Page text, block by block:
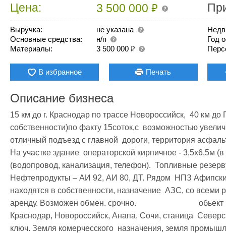
Цена: 3 500 000₽
Выручка:
не указана
Основные средства:
н/п
Материалы:
3 500 000₽
Год
В избранное Печать
Описание бизнеса
15 км до г. Краснодар по трассе Новороссийск,  40 км до
собственности)по факту 15соток,с  возможностью
отличный подъезд с главной  дороги, территория
На участке здание  операторской кирпичное - 3,5х6,5м
(водопровод, канализация, телефон).  Топливные
Нефтепродукты – АИ 92, АИ 80, ДТ. Рядом  НПЗ
находятся в собственности, назначение  АЗС, со
аренду. Возможен обмен. срочно.
Краснодар, Новороссийск, Анапа, Сочи, станица
ключ. Земля комерчесского  назначения, земля